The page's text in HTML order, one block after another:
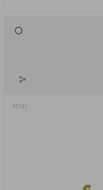
#1545